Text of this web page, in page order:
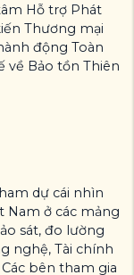
Hỗ trợ Phát
Thương mại
động Toàn
về Bảo tồn Thiên
dự cái nhìn
Nam ở các mảng
sát, đo lường
nghệ, Tài chính
bên tham gia